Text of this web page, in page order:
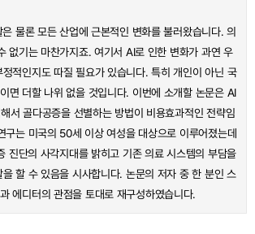
물론 모든 산업에 근본적인 변화를 불러왔습니다. 의
없기는 마찬가지죠. 여기서 AI로 인한 변화가 과연 우
적인지도 따질 필요가 있습니다. 특히 개인이 아닌 국
면 더할 나위 없을 것입니다. 이번에 소개할 논문은 AI
서 골다공증을 선별하는 방법이 비용효과적인 전략임
구는 미국의 50세 이상 여성을 대상으로 이루어졌는데
진단의 사각지대를 밝히고 기존 의료 시스템의 부담을
할 수 있음을 시사합니다. 논문의 저자 중 한 분인 스
에디터의 관점을 토대로 재구성하였습니다.